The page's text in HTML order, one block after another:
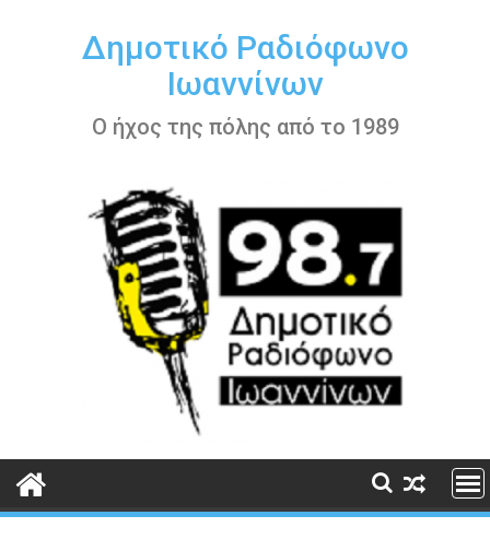
περιεχόμενοΔημοτικό Ραδιόφωνο
Ιωαννίνων
Ο ήχος της πόλης από το 1989